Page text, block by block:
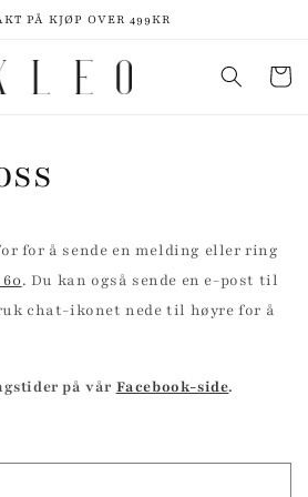
PÅ KJØP OVER 499KR
for å sende en melding eller ring
60. Du kan også sende en e-post til
chat-ikonet nede til høyre for å
på vår Facebook-side.